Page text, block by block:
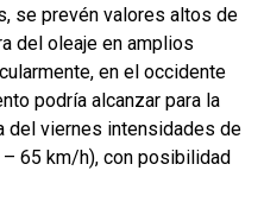
se prevén valores altos de
del oleaje en amplios
en el occidente
podría alcanzar para la
del viernes intensidades de
65 km/h), con posibilidad